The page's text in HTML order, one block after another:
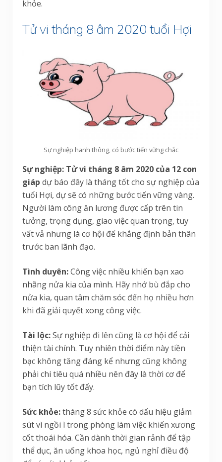
khỏe.
Tử vi tháng 8 âm 2020 tuổi Hợi
Sự nghiệp hanh thông, có bước tiến vững chắc
Sự nghiệp: Tử vi tháng 8 âm 2020 của 12 con
giáp dự báo đây là tháng tốt cho sự nghiệp của
tuổi Hợi, dự sẽ có những bước tiến vững vàng.
Người làm công ăn lương được cấp trên tin
tưởng, trọng dụng, giao việc quan trọng, tuy
vất vả nhưng là cơ hội để khẳng định bản thân
trước ban lãnh đạo.
Tình duyên:Công việc nhiều khiến bạn xao
nhãng nửa kia của mình. Hãy nhớ bù đắp cho
nửa kia, quan tâm chăm sóc đến họ nhiều hơn
khi đã giải quyết xong công việc.
Tài lộc:Sự nghiệp đi lên cũng là cơ hội để cải
thiện tài chính. Tuy nhiên thời điểm này tiền
bạc không tăng đáng kể nhưng cũng không
phải chi tiêu quá nhiều nên đây là thời cơ để
bạn tích lũy tốt đấy.
Sức khỏe:tháng 8 sức khỏe có dấu hiệu giảm
sút vì ngồi ì trong phòng làm việc khiến xương
cốt thoái hóa. Cần dành thời gian rảnh để tập
thể dục, ăn uống khoa học, ngủ nghỉ điều độ